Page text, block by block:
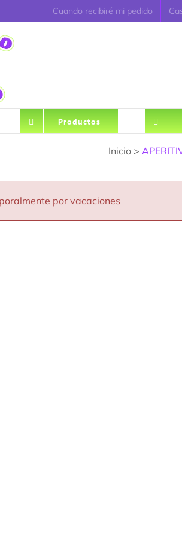
Cuando recibiré mi pedido
Productos
Inicio >
por vacaciones